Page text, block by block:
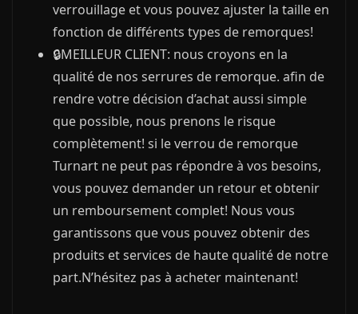
verrouillage et vous pouvez ajuster la taille en
fonction de différents types de remorques!
🔒MEILLEUR CLIENT: nous croyons en la
qualité de nos serrures de remorque. afin de
rendre votre décision d’achat aussi simple
que possible, nous prenons le risque
complètement! si le verrou de remorque
Turnart ne peut pas répondre à vos besoins,
vous pouvez demander un retour et obtenir
un remboursement complet! Nous vous
garantissons que vous pouvez obtenir des
produits et services de haute qualité de notre
part.N’hésitez pas à acheter maintenant!